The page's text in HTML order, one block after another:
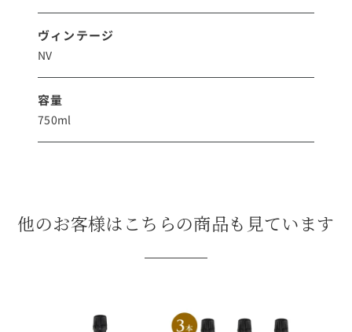
ヴィンテージ
NV
容量
750ml
他のお客様はこちらの商品も見ています